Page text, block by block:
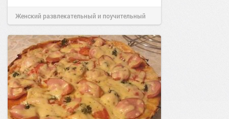
Женский развлекательный и поучительный
сайт.23:5106 ноя 2025